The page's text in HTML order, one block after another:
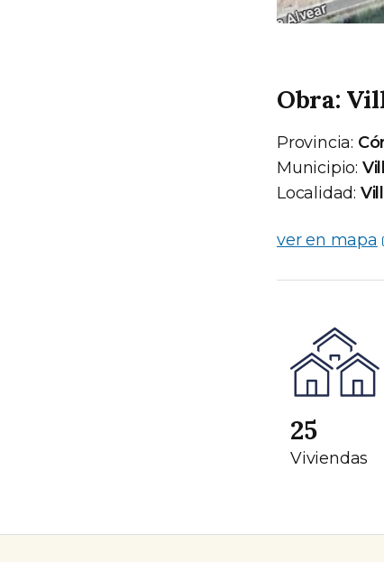
Obra:
Provincia:
Municipio:
Localidad:
ver en mapa
25
Viviendas